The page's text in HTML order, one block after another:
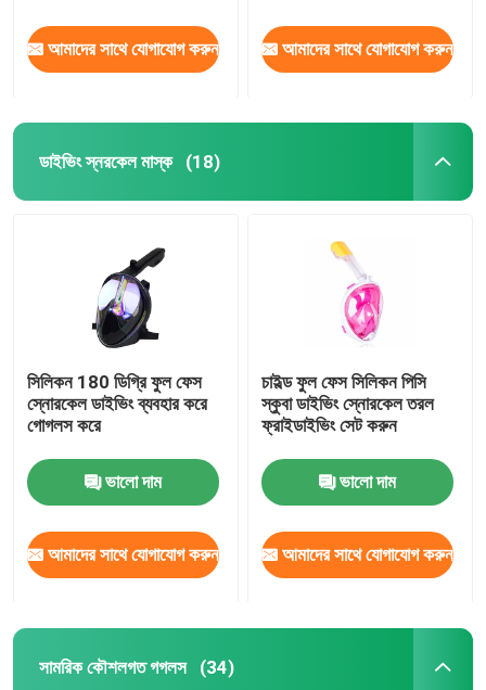
আমাদের সাথে যোগাযোগ করুন আমাদের সাথে যোগাযোগ করুন
ডাইভিং স্নরকেল মাস্ক (18)
সিলিকন 180 ডিগ্রি ফুল ফেস
স্নোরকেল ডাইভিং ব্যবহার করে
গোগলস করে
ভালো দাম
আমাদের সাথে যোগাযোগ করুন
চাইল্ড ফুল ফেস সিলিকন পিসি
স্কুবা ডাইভিং স্নোরকেল তরল
ফ্রাইডাইভিং সেট করুন
ভালো দাম
আমাদের সাথে যোগাযোগ করুন
সামরিক কৌশলগত গগলস (34)